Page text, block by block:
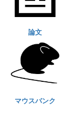
論文
マウスバンク